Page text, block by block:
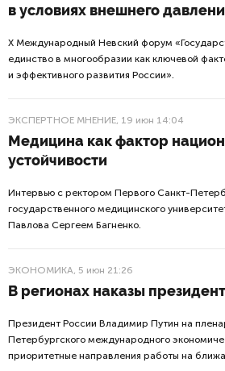
в условиях внешнего
X Международный Невский форум
единство в многообразии как ключевой
и эффективного развития России».
ЭКСПЕРТНОЕ МНЕНИЕ, 19 июн 14:04
Медицина как фактор
устойчивости
Интервью с ректором Первого Санкт-
государственного медицинского
Павлова Сергеем Багненко.
ЭКОНОМИКА, 5 июн 21:26
В регионах наказы
Президент России Владимир Путин на
Петербургского международного
приоритетные направления работы на